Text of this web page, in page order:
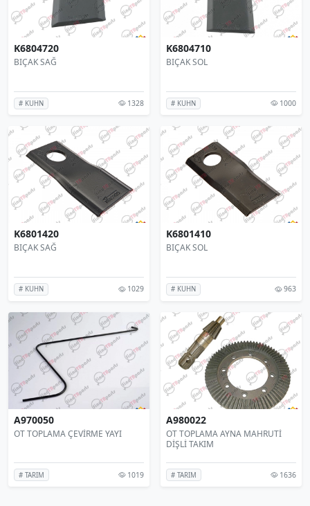
K6804720
BIÇAK SAĞ
# KUHN 1328
K6804710
BIÇAK SOL
# KUHN 1000
K6801420
BIÇAK SAĞ
# KUHN 1029
K6801410
BIÇAK SOL
# KUHN 963
A970050
OT TOPLAMA ÇEVİRME YAYI
# TARIM 1019
A980022
OT TOPLAMA AYNA MAHRUTİ
DİŞLİ TAKIM
# TARIM 1636